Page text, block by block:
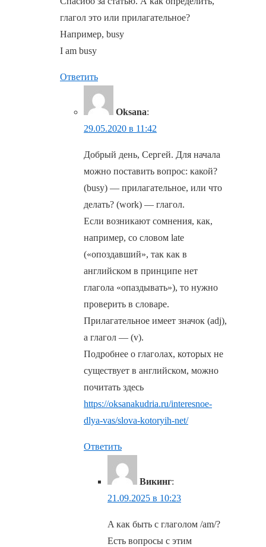
глагол это или прилагательное?
Например, busy
I am busy
Ответить
Oksana:
29.05.2020 в 11:42
Добрый день, Сергей. Для начала
можно поставить вопрос: какой?
(busy) — прилагательное, или что
делать? (work) — глагол.
Если возникают сомнения, как,
например, со словом late
(«опоздавший», так как в
английском в принципе нет
глагола «опаздывать»), то нужно
проверить в словаре.
Прилагательное имеет значок (adj),
а глагол — (v).
Подробнее о глаголах, которых не
существует в английском, можно
почитать здесь
https://oksanakudria.ru/interesnoe-
dlya-vas/slova-kotoryih-net/
Ответить
Викинг:
21.09.2025 в 10:23
A как быть с глаголом /am/?
Есть вопросы с этим